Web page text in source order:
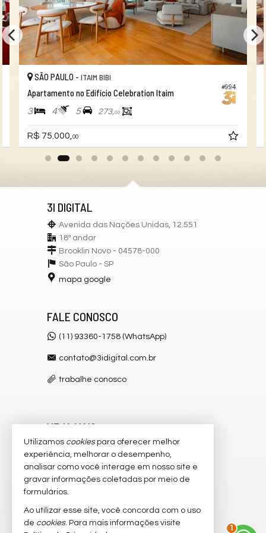
Sala de Jogos
Salão de Festas
Piscina
Quadra Esportiva
Espaço Gourmet
Espaço Fitness
Playground
Brinquedoteca
Piscina Infantil
Câmeras de Segurança
Quadra de Tênis
Pìscina Térmica
#994
SÃO PAULO - ITAIM BIBI
Apartamento no Edifício Celebration Itaim
3 4 5 273,00
R$ 75.000, 00
3I DIGITAL
Avenida das Nações Unidas, 12.551
18º andar
Brooklin Novo - 04578-000
São Paulo - SP
mapa google
FALE CONOSCO
(11) 93360-1758 (WhatsApp)
contato@3idigital.com.br
trabalhe conosco
VEJA MAIS
receba nosso newsletter
cadastre seu imóvel
imóveis favoritos
mapa de imóveis
Utilizamos cookiespara oferecer melhor
experiência, melhorar o desempenho,
analisar como você interage em nosso site e
gravar informações coletadas por meio de
formulários.
Ao utilizar esse site, você concorda com o uso
de cookies. Para mais informações visite